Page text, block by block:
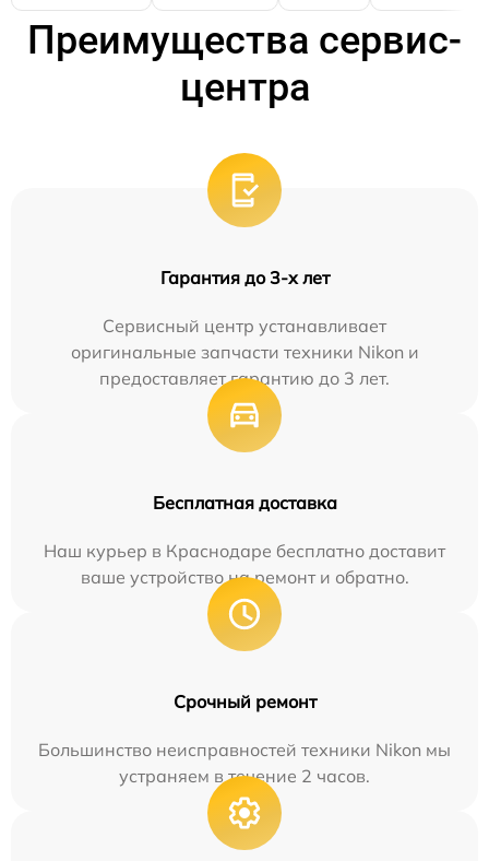
Преимущества сервис-
центра
Гарантия до 3-х лет
Сервисный центр устанавливает
оригинальные запчасти техники Nikon и
предоставляет гарантию до 3 лет.
Бесплатная доставка
Наш курьер в Краснодаре бесплатно доставит
ваше устройство на ремонт и обратно.
Срочный ремонт
Большинство неисправностей техники Nikon мы
устраняем в течение 2 часов.